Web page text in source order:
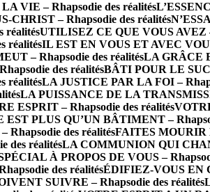
VIE – Rhapsodie des réalités
CHRIST – Rhapsodie des réalités
réalitésUTILISEZ CE QUE VOUS AVEZ
réalitésIL EST EN VOUS ET AVEC
– Rhapsodie des réalitésLA GRÂCE
des réalitésBÂTI POUR LE
réalitésLA JUSTICE PAR LA FOI –
LA PUISSANCE DE LA
ESPRIT – Rhapsodie des réalités
EST PLUS QU’UN BÂTIMENT –
des réalitésFAITES MOURIR
des réalitésLA COMMUNION QUI
À PROPOS DE VOUS –
des réalitésÉDIFIEZ-VOUS EN
SUIVRE – Rhapsodie des réalités